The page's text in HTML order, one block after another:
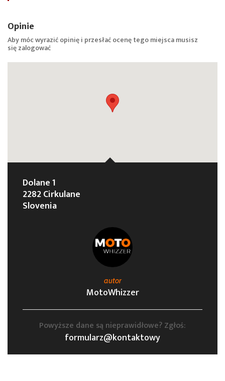
Opinie
Aby móc wyrazić opinię i przesłać ocenę tego miejsca musisz
sięzalogować
Dolane 1
2282 Cirkulane
Slovenia
autor
MotoWhizzer
Powyższe dane są nieprawidłowe? Zgłoś:
formularz@kontaktowy